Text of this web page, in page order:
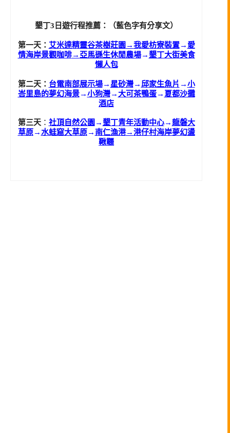
墾丁3日遊行程推薦：（藍色字有分享文）
第一天： 艾米達精靈谷茶樹莊園 →我愛枋寮裝置→ 愛
情海岸景觀咖啡→ 亞馬遜生休閒農場→墾丁大街美食
懶人包
第二天： 台電南部展示場→星砂灣→邱家生魚片 →小
峇里島的夢幻海景→小狗灣→ 大可茶鴨蛋→ 夏都沙攤
酒店
第三天： 社頂自然公園 →墾丁青年活動中心→龍磐大
草原 →水蛙窟大草原 →南仁漁港→港仔村海岸夢幻盪
鞦韆